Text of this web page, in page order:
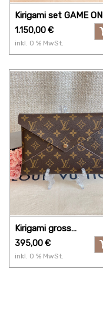
Kirigami set GAME ON
1.150,00€
inkl. 0 % MwSt.
Kirigami gross
Monogram rose
395,00€
inkl. 0 % MwSt.